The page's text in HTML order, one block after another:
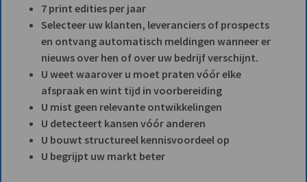
7 print edities per jaar
Selecteer uw klanten, leveranciers of prospects
en ontvang automatisch meldingen wanneer er
nieuws over hen of over uw bedrijf verschijnt.
U weet waarover u moet praten vóór elke
afspraak en wint tijd in voorbereiding
U mist geen relevante ontwikkelingen
U detecteert kansen vóór anderen
U bouwt structureel kennisvoordeel op
U begrijpt uw markt beter